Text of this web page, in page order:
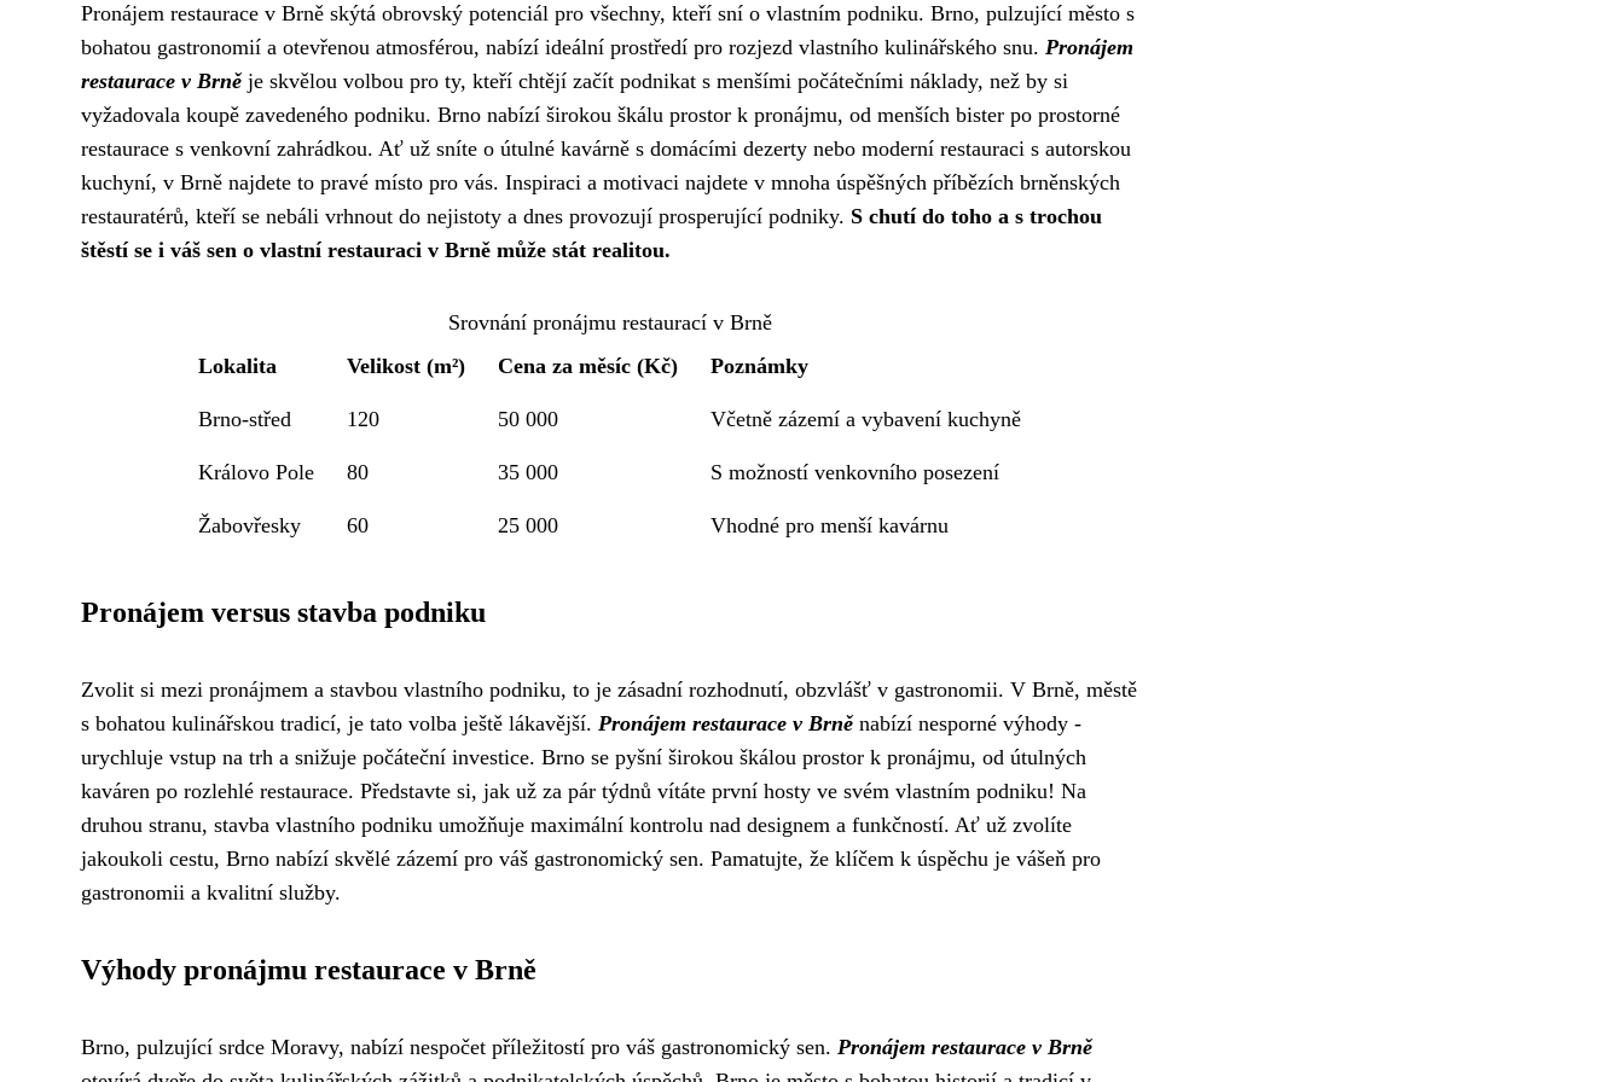
Pronájem restaurace v Brně skýtá obrovský potenciál pro všechny, kteří sní o vlastním podniku. Brno, pulzující město s
bohatou gastronomií a otevřenou atmosférou, nabízí ideální prostředí pro rozjezd vlastního kulinářského snu. Pronájem
restaurace v Brněje skvělou volbou pro ty, kteří chtějí začít podnikat s menšími počátečními náklady, než by si
vyžadovala koupě zavedeného podniku. Brno nabízí širokou škálu prostor k pronájmu, od menších bister po prostorné
restaurace s venkovní zahrádkou. Ať už sníte o útulné kavárně s domácími dezerty nebo moderní restauraci s autorskou
kuchyní, v Brně najdete to pravé místo pro vás. Inspiraci a motivaci najdete v mnoha úspěšných příbězích brněnských
restauratérů, kteří se nebáli vrhnout do nejistoty a dnes provozují prosperující podniky. S chutí do toho a s trochou
štěstí se i váš sen o vlastní restauraci v Brně může stát realitou.
Srovnání pronájmu restaurací v Brně
Lokalita
Velikost (m²) Cena za měsíc (Kč) Poznámky
Brno-střed 120 50 000 Včetně zázemí a vybavení kuchyně
Královo Pole 80 35 000 S možností venkovního posezení
Žabovřesky 60 25 000 Vhodné pro menší kavárnu
Pronájem versus stavba podniku
Zvolit si mezi pronájmem a stavbou vlastního podniku, to je zásadní rozhodnutí, obzvlášť v gastronomii. V Brně, městě
s bohatou kulinářskou tradicí, je tato volba ještě lákavější. Pronájem restaurace v Brněnabízí nesporné výhody -
urychluje vstup na trh a snižuje počáteční investice. Brno se pyšní širokou škálou prostor k pronájmu, od útulných
kaváren po rozlehlé restaurace. Představte si, jak už za pár týdnů vítáte první hosty ve svém vlastním podniku! Na
druhou stranu, stavba vlastního podniku umožňuje maximální kontrolu nad designem a funkčností. Ať už zvolíte
jakoukoli cestu, Brno nabízí skvělé zázemí pro váš gastronomický sen. Pamatujte, že klíčem k úspěchu je vášeň pro
gastronomii a kvalitní služby.
Výhody pronájmu restaurace v Brně
Brno, pulzující srdce Moravy, nabízí nespočet příležitostí pro váš gastronomický sen. Pronájem restaurace v Brně